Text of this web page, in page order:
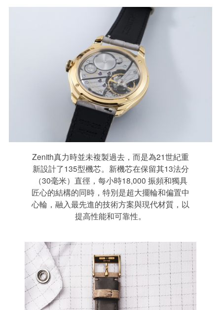
Zenith真力時並未複製過去，而是為21世紀重
新設計了135型機芯。新機芯在保留其13法分
（30毫米）直徑，每小時18,000 振頻和獨具
匠心的結構的同時，特別是超大擺輪和偏置中
心輪，融入最先進的技術方案與現代材質，以
提高性能和可靠性。